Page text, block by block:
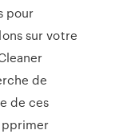
pour
sur votre
de
de ces